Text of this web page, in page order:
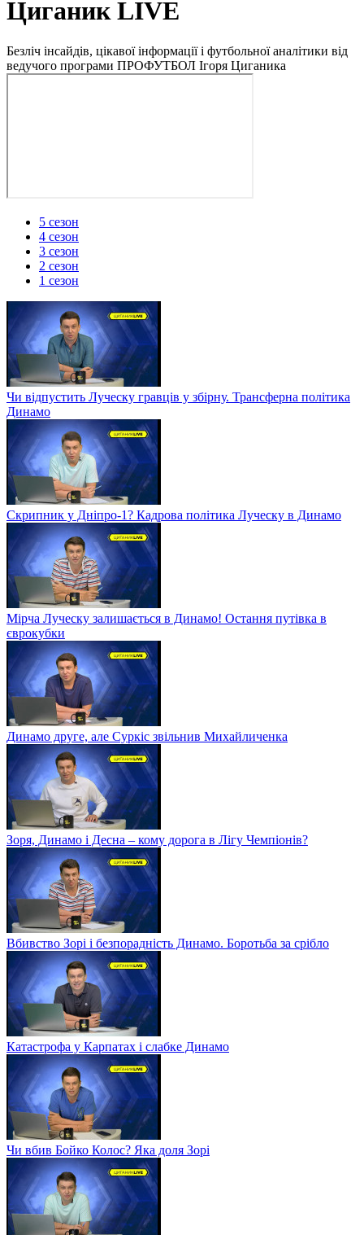
Циганик LIVE
Безліч інсайдів, цікавої інформації і футбольної аналітики від
ведучого програми ПРОФУТБОЛ Ігоря Циганика
5 сезон
4 сезон
3 сезон
2 сезон
1 сезон
Чи відпустить Луческу гравців у збірну. Трансферна політика
Динамо
Скрипник у Дніпро-1? Кадрова політика Луческу в Динамо
Мірча Луческу залишається в Динамо! Остання путівка в
єврокубки
Динамо друге, але Суркіс звільнив Михайличенка
Зоря, Динамо і Десна – кому дорога в Лігу Чемпіонів?
Вбивство Зорі і безпорадність Динамо. Боротьба за срібло
Катастрофа у Карпатах і слабке Динамо
Чи вбив Бойко Колос? Яка доля Зорі